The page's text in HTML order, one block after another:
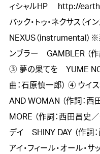
ィシャルHP http://
バック・トゥ・ネクサス（
NEXUS（instrumental）※
ンブラー GAMBLER （作
③ 夢の果てを YUME NO
曲：石原慎一郎） ④ ウイ
AND WOMAN （作詞：
MORE （作詞：西田昌史
デイ SHINY DAY （作詞
アイ・フィール・オール